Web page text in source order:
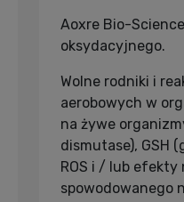
Aoxre Bio-
oksydacyjnego.
Wolne rodniki i
aerobowych w
na żywe
dismutase), GSH
ROS i / lub
spowodowanego